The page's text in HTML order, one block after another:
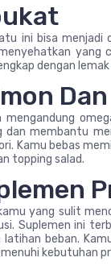
ini bisa menjadi
yang
dengan
mengandung
dan membantu
Kamu bebas
topping salad.
yang sulit
Suplemen ini
latihan beban.
kebutuhan